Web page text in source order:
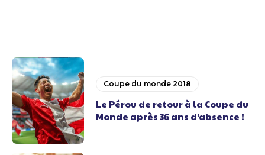
Coupe du monde 2018
Le Pérou de retour à la Coupe du
Monde après 36 ans d’absence !